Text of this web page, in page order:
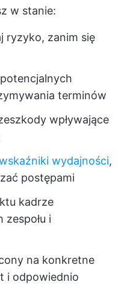
w stanie:
ryzyko, zanim się
terminów
wpływające
wydajności,
postępami
kadrze
zespołu i
na konkretne
i odpowiednio